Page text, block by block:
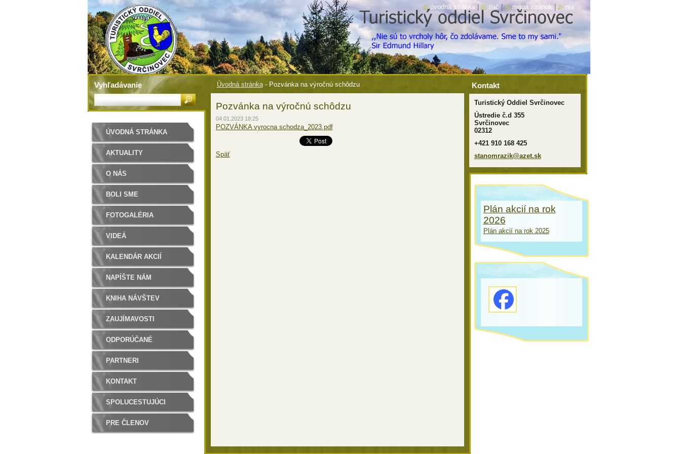
Úvodná stránka - Pozvánka na výročnú schôdzu
Pozvánka na výročnú schôdzu
04.01.2023 18:25
POZVÁNKA vyrocna schodza_2023.pdf
Späť
ÚVODNÁ STRÁNKA
AKTUALITY
O NÁS
BOLI SME
FOTOGALÉRIA
VIDEÁ
KALENDÁR AKCIÍ
NAPÍŠTE NÁM
KNIHA NÁVŠTEV
ZAUJÍMAVOSTI
ODPORÚČANÉ
PARTNERI
KONTAKT
SPOLUCESTUJÚCI
PRE ČLENOV
Kontakt
Turistický Oddiel Svrčinovec
Ústredie č.d 355
Svrčinovec
02312
+421 910 168 425
stanomrazik@azet.sk
Plán akcií na rok
2026
Plán akcií na rok 2025
Vyhľadávanie
úvodná stránka tlač | mapa stránok rss